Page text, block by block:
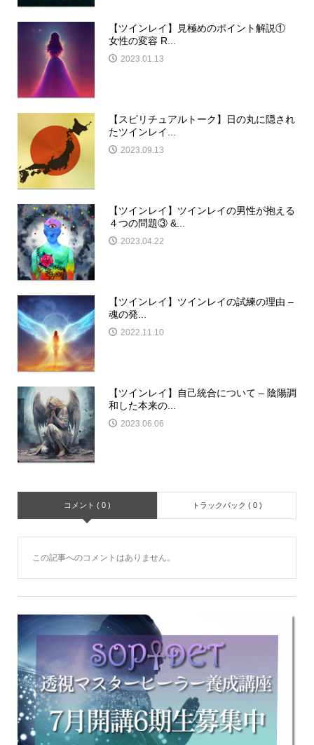
【ツインレイ】見極めのポイント解説①
女性の変容 R...
2023.01.13
【スピリチュアルトーク】日の丸に隠され
たツインレイ...
2023.09.13
【ツインレイ】ツインレイの男性が抱える
４つの問題③ &...
2023.04.22
【ツインレイ】ツインレイの試練の理由 –
魂の発...
2022.11.10
【ツインレイ】自己統合について – 陰陽調
和した本来の...
2023.06.06
コメント ( 0 ) トラックバック ( 0 )
この記事へのコメントはありません。